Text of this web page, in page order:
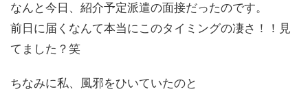
なんと今日、紹介予定派遣の面接だったのです。
前日に届くなんて本当にこのタイミングの凄さ！！見
てました？笑
ちなみに私、風邪をひいていたのと